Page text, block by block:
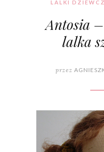
LALKI
Antosia
lalka
przez